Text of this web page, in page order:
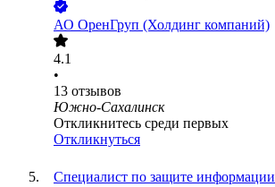
АО ОренГруп (Холдинг компаний)
4.1
•
13 отзывов
Южно-Сахалинск
Откликнитесь среди первых
Откликнуться
Специалист по защите информации